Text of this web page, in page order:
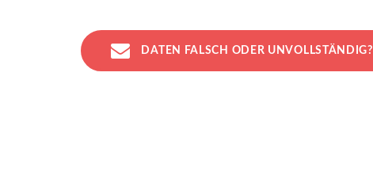
DATEN FALSCH ODER UNVOLLSTÄNDIG?